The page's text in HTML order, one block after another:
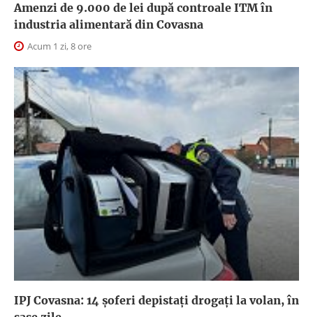
Amenzi de 9.000 de lei după controale ITM în
industria alimentară din Covasna
Acum 1 zi, 8 ore
IPJ Covasna: 14 șoferi depistați drogați la volan, în